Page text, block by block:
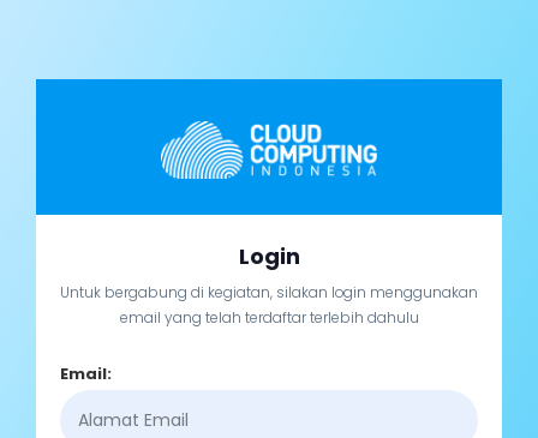
Login
Untuk bergabung di kegiatan, silakan login menggunakan
email yang telah terdaftar terlebih dahulu
Email: